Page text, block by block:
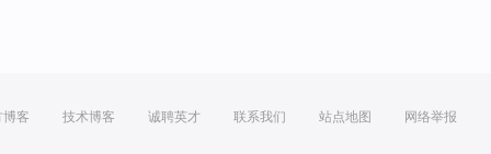
博客 技术博客 诚聘英才 联系我们 站点地图 网络举报